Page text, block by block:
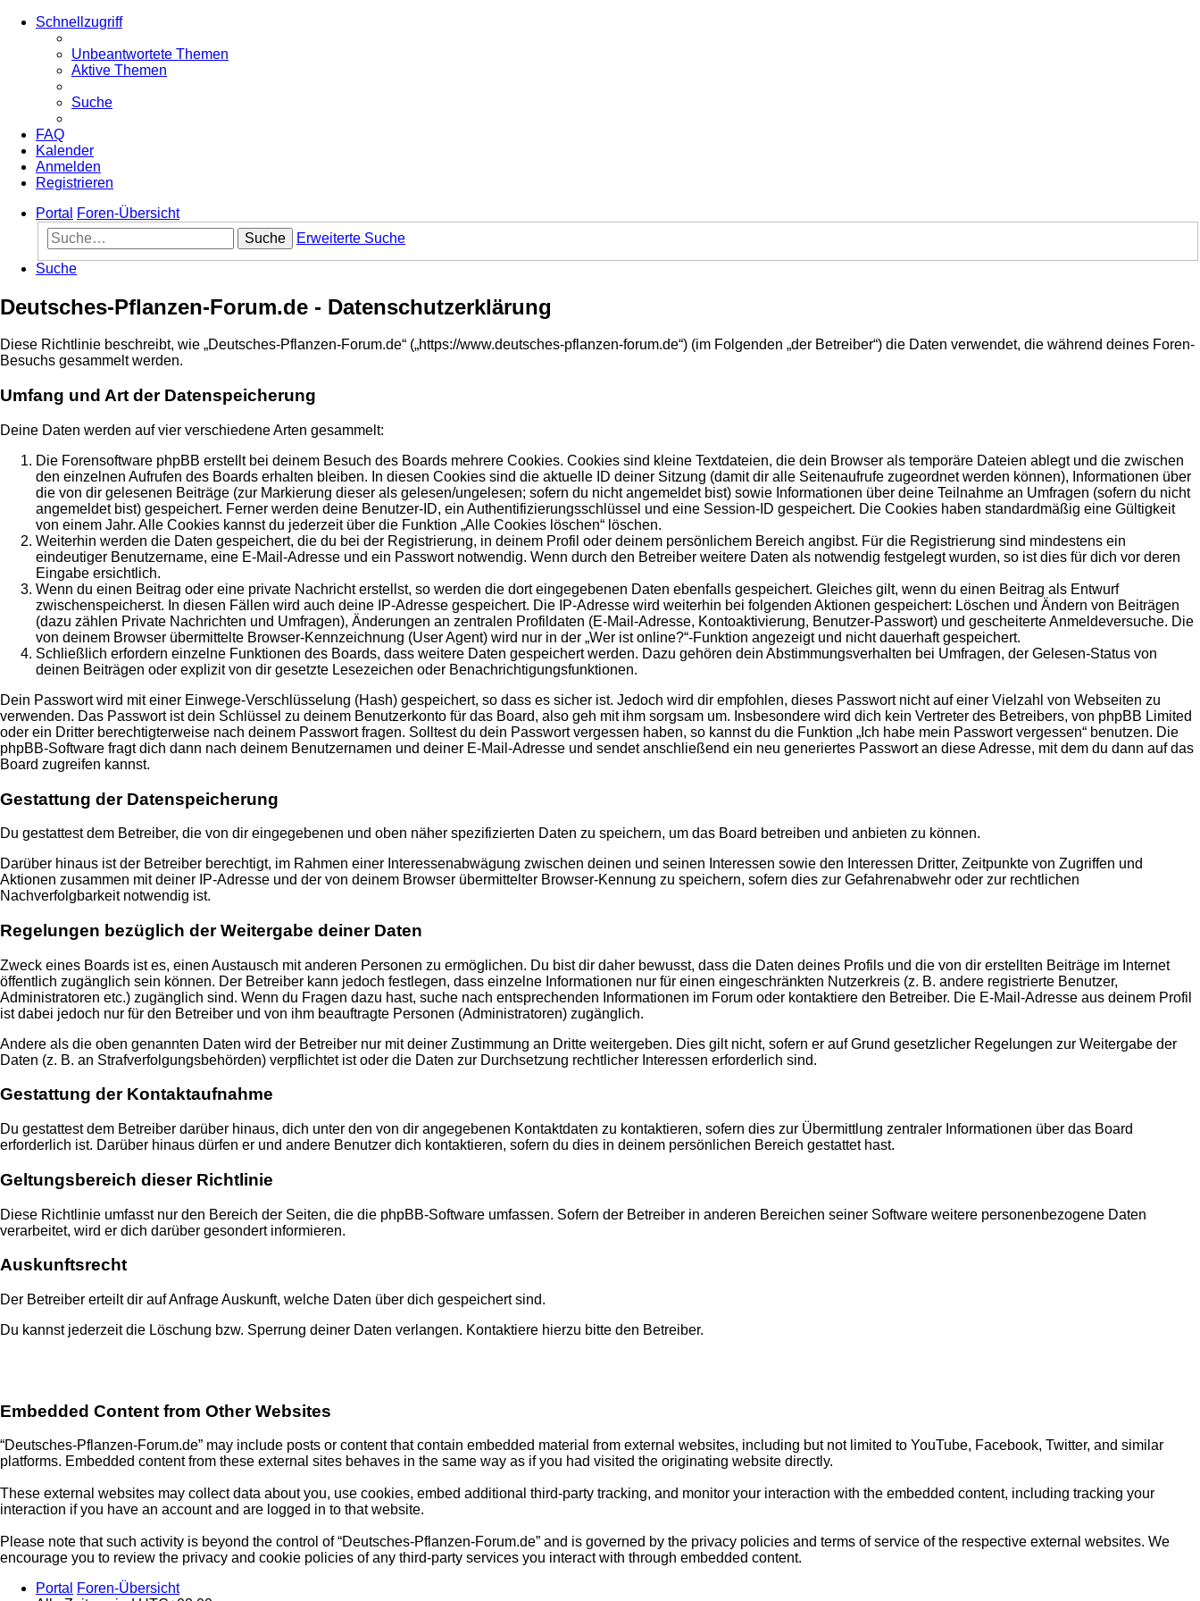
Schnellzugriff
Unbeantwortete Themen
Aktive Themen
Suche
FAQ
Kalender
Anmelden
Registrieren
Portal
Foren-Übersicht
Suche
Erweiterte Suche
Suche
Deutsches-Pflanzen-Forum.de - Datenschutzerklärung
Diese Richtlinie beschreibt, wie „Deutsches-Pflanzen-Forum.de“ („https://www.deutsches-pflanzen-forum.de“) (im Folgenden „der Betreiber“) die Daten verwendet, die während deines Foren-
Besuchs gesammelt werden.
Umfang und Art der Datenspeicherung
Deine Daten werden auf vier verschiedene Arten gesammelt:
Die Forensoftware phpBB erstellt bei deinem Besuch des Boards mehrere Cookies. Cookies sind kleine Textdateien, die dein Browser als temporäre Dateien ablegt und die zwischen
den einzelnen Aufrufen des Boards erhalten bleiben. In diesen Cookies sind die aktuelle ID deiner Sitzung (damit dir alle Seitenaufrufe zugeordnet werden können), Informationen über
die von dir gelesenen Beiträge (zur Markierung dieser als gelesen/ungelesen; sofern du nicht angemeldet bist) sowie Informationen über deine Teilnahme an Umfragen (sofern du nicht
angemeldet bist) gespeichert. Ferner werden deine Benutzer-ID, ein Authentifizierungsschlüssel und eine Session-ID gespeichert. Die Cookies haben standardmäßig eine Gültigkeit
von einem Jahr. Alle Cookies kannst du jederzeit über die Funktion „Alle Cookies löschen“ löschen.
Weiterhin werden die Daten gespeichert, die du bei der Registrierung, in deinem Profil oder deinem persönlichem Bereich angibst. Für die Registrierung sind mindestens ein
eindeutiger Benutzername, eine E-Mail-Adresse und ein Passwort notwendig. Wenn durch den Betreiber weitere Daten als notwendig festgelegt wurden, so ist dies für dich vor deren
Eingabe ersichtlich.
Wenn du einen Beitrag oder eine private Nachricht erstellst, so werden die dort eingegebenen Daten ebenfalls gespeichert. Gleiches gilt, wenn du einen Beitrag als Entwurf
zwischenspeicherst. In diesen Fällen wird auch deine IP-Adresse gespeichert. Die IP-Adresse wird weiterhin bei folgenden Aktionen gespeichert: Löschen und Ändern von Beiträgen
(dazu zählen Private Nachrichten und Umfragen), Änderungen an zentralen Profildaten (E-Mail-Adresse, Kontoaktivierung, Benutzer-Passwort) und gescheiterte Anmeldeversuche. Die
von deinem Browser übermittelte Browser-Kennzeichnung (User Agent) wird nur in der „Wer ist online?“-Funktion angezeigt und nicht dauerhaft gespeichert.
Schließlich erfordern einzelne Funktionen des Boards, dass weitere Daten gespeichert werden. Dazu gehören dein Abstimmungsverhalten bei Umfragen, der Gelesen-Status von
deinen Beiträgen oder explizit von dir gesetzte Lesezeichen oder Benachrichtigungsfunktionen.
Dein Passwort wird mit einer Einwege-Verschlüsselung (Hash) gespeichert, so dass es sicher ist. Jedoch wird dir empfohlen, dieses Passwort nicht auf einer Vielzahl von Webseiten zu
verwenden. Das Passwort ist dein Schlüssel zu deinem Benutzerkonto für das Board, also geh mit ihm sorgsam um. Insbesondere wird dich kein Vertreter des Betreibers, von phpBB Limited
oder ein Dritter berechtigterweise nach deinem Passwort fragen. Solltest du dein Passwort vergessen haben, so kannst du die Funktion „Ich habe mein Passwort vergessen“ benutzen. Die
phpBB-Software fragt dich dann nach deinem Benutzernamen und deiner E-Mail-Adresse und sendet anschließend ein neu generiertes Passwort an diese Adresse, mit dem du dann auf das
Board zugreifen kannst.
Gestattung der Datenspeicherung
Du gestattest dem Betreiber, die von dir eingegebenen und oben näher spezifizierten Daten zu speichern, um das Board betreiben und anbieten zu können.
Darüber hinaus ist der Betreiber berechtigt, im Rahmen einer Interessenabwägung zwischen deinen und seinen Interessen sowie den Interessen Dritter, Zeitpunkte von Zugriffen und
Aktionen zusammen mit deiner IP-Adresse und der von deinem Browser übermittelter Browser-Kennung zu speichern, sofern dies zur Gefahrenabwehr oder zur rechtlichen
Nachverfolgbarkeit notwendig ist.
Regelungen bezüglich der Weitergabe deiner Daten
Zweck eines Boards ist es, einen Austausch mit anderen Personen zu ermöglichen. Du bist dir daher bewusst, dass die Daten deines Profils und die von dir erstellten Beiträge im Internet
öffentlich zugänglich sein können. Der Betreiber kann jedoch festlegen, dass einzelne Informationen nur für einen eingeschränkten Nutzerkreis (z. B. andere registrierte Benutzer,
Administratoren etc.) zugänglich sind. Wenn du Fragen dazu hast, suche nach entsprechenden Informationen im Forum oder kontaktiere den Betreiber. Die E-Mail-Adresse aus deinem Profil
ist dabei jedoch nur für den Betreiber und von ihm beauftragte Personen (Administratoren) zugänglich.
Andere als die oben genannten Daten wird der Betreiber nur mit deiner Zustimmung an Dritte weitergeben. Dies gilt nicht, sofern er auf Grund gesetzlicher Regelungen zur Weitergabe der
Daten (z. B. an Strafverfolgungsbehörden) verpflichtet ist oder die Daten zur Durchsetzung rechtlicher Interessen erforderlich sind.
Gestattung der Kontaktaufnahme
Du gestattest dem Betreiber darüber hinaus, dich unter den von dir angegebenen Kontaktdaten zu kontaktieren, sofern dies zur Übermittlung zentraler Informationen über das Board
erforderlich ist. Darüber hinaus dürfen er und andere Benutzer dich kontaktieren, sofern du dies in deinem persönlichen Bereich gestattet hast.
Geltungsbereich dieser Richtlinie
Diese Richtlinie umfasst nur den Bereich der Seiten, die die phpBB-Software umfassen. Sofern der Betreiber in anderen Bereichen seiner Software weitere personenbezogene Daten
verarbeitet, wird er dich darüber gesondert informieren.
Auskunftsrecht
Der Betreiber erteilt dir auf Anfrage Auskunft, welche Daten über dich gespeichert sind.
Du kannst jederzeit die Löschung bzw. Sperrung deiner Daten verlangen. Kontaktiere hierzu bitte den Betreiber.
Embedded Content from Other Websites
“Deutsches-Pflanzen-Forum.de” may include posts or content that contain embedded material from external websites, including but not limited to YouTube, Facebook, Twitter, and similar
platforms. Embedded content from these external sites behaves in the same way as if you had visited the originating website directly.
These external websites may collect data about you, use cookies, embed additional third-party tracking, and monitor your interaction with the embedded content, including tracking your
interaction if you have an account and are logged in to that website.
Please note that such activity is beyond the control of “Deutsches-Pflanzen-Forum.de” and is governed by the privacy policies and terms of service of the respective external websites. We
encourage you to review the privacy and cookie policies of any third-party services you interact with through embedded content.
Portal Foren-Übersicht